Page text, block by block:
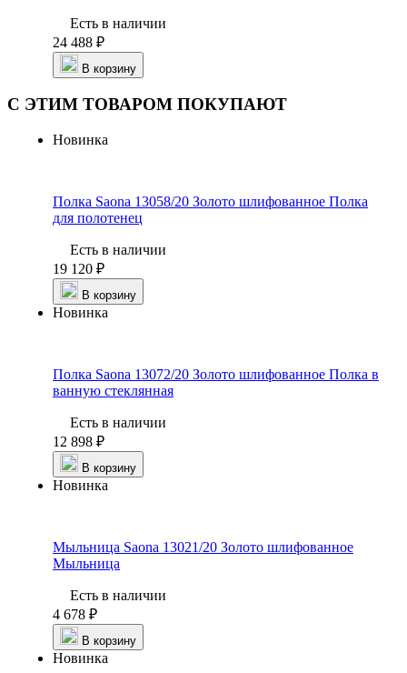
Есть в наличии
24 488 ₽
В корзину
С ЭТИМ ТОВАРОМ ПОКУПАЮТ
Новинка
Полка Saona 13058/20 Золото шлифованное Полка
для полотенец
Есть в наличии
19 120 ₽
В корзину
Новинка
Полка Saona 13072/20 Золото шлифованное Полка в
ванную стеклянная
Есть в наличии
12 898 ₽
В корзину
Новинка
Мыльница Saona 13021/20 Золото шлифованное
Мыльница
Есть в наличии
4 678 ₽
В корзину
Новинка